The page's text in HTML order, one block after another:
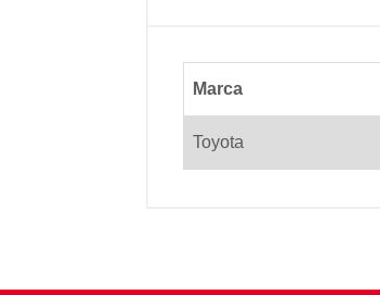
Marca
Toyota